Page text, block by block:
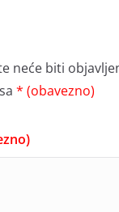
neće biti
* (obavezno)